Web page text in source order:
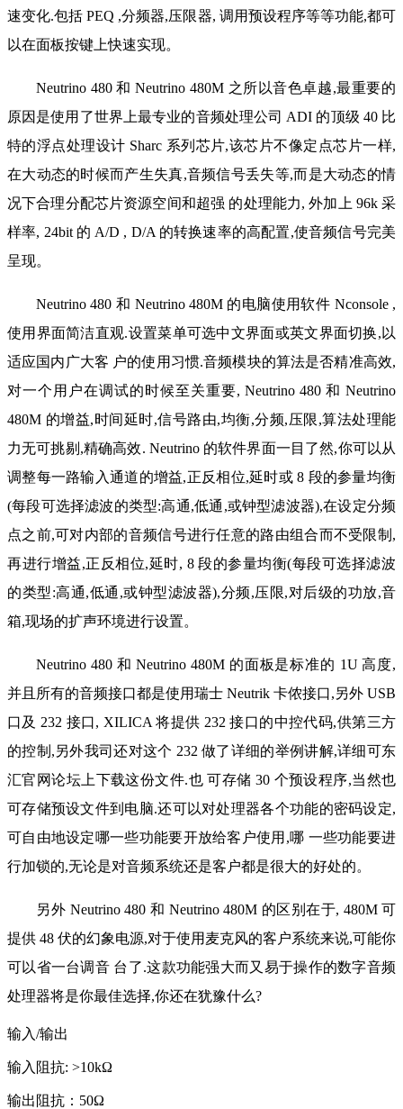
速变化.包括 PEQ ,分频器,压限器, 调用预设程序等等功能,都可
以在面板按键上快速实现。
Neutrino 480 和 Neutrino 480M 之所以音色卓越,最重要的
原因是使用了世界上最专业的音频处理公司 ADI 的顶级 40 比
特的浮点处理设计 Sharc 系列芯片,该芯片不像定点芯片一样,
在大动态的时候而产生失真,音频信号丢失等,而是大动态的情
况下合理分配芯片资源空间和超强 的处理能力, 外加上 96k 采
样率, 24bit 的 A/D , D/A 的转换速率的高配置,使音频信号完美
呈现。
Neutrino 480 和 Neutrino 480M 的电脑使用软件 Nconsole ,
使用界面简洁直观.设置菜单可选中文界面或英文界面切换,以
适应国内广大客 户的使用习惯.音频模块的算法是否精准高效,
对一个用户在调试的时候至关重要, Neutrino 480 和 Neutrino
480M 的增益,时间延时,信号路由,均衡,分频,压限,算法处理能
力无可挑剔,精确高效. Neutrino 的软件界面一目了然,你可以从
调整每一路输入通道的增益,正反相位,延时或 8 段的参量均衡
(每段可选择滤波的类型:高通,低通,或钟型滤波器),在设定分频
点之前,可对内部的音频信号进行任意的路由组合而不受限制,
再进行增益,正反相位,延时, 8 段的参量均衡(每段可选择滤波
的类型:高通,低通,或钟型滤波器),分频,压限,对后级的功放,音
箱,现场的扩声环境进行设置。
Neutrino 480 和 Neutrino 480M 的面板是标准的 1U 高度,
并且所有的音频接口都是使用瑞士 Neutrik 卡侬接口,另外 USB
口及 232 接口, XILICA 将提供 232 接口的中控代码,供第三方
的控制,另外我司还对这个 232 做了详细的举例讲解,详细可东
汇官网论坛上下载这份文件.也 可存储 30 个预设程序,当然也
可存储预设文件到电脑.还可以对处理器各个功能的密码设定,
可自由地设定哪一些功能要开放给客户使用,哪 一些功能要进
行加锁的,无论是对音频系统还是客户都是很大的好处的。
另外 Neutrino 480 和 Neutrino 480M 的区别在于, 480M 可
提供 48 伏的幻象电源,对于使用麦克风的客户系统来说,可能你
可以省一台调音 台了.这款功能强大而又易于操作的数字音频
处理器将是你最佳选择,你还在犹豫什么?
输入/输出
输入阻抗: >10kΩ
输出阻抗：50Ω